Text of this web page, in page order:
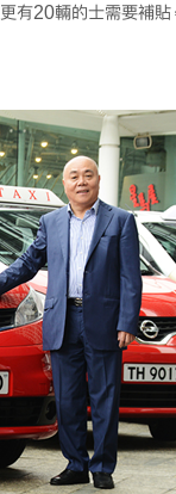
有20輛的士需要補